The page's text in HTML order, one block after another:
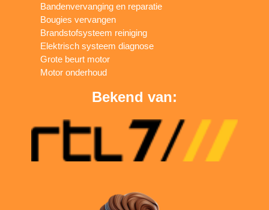
Bandenvervanging en reparatie
Bougies vervangen
Brandstofsysteem reiniging
Elektrisch systeem diagnose
Grote beurt motor
Motor onderhoud
Bekend van: